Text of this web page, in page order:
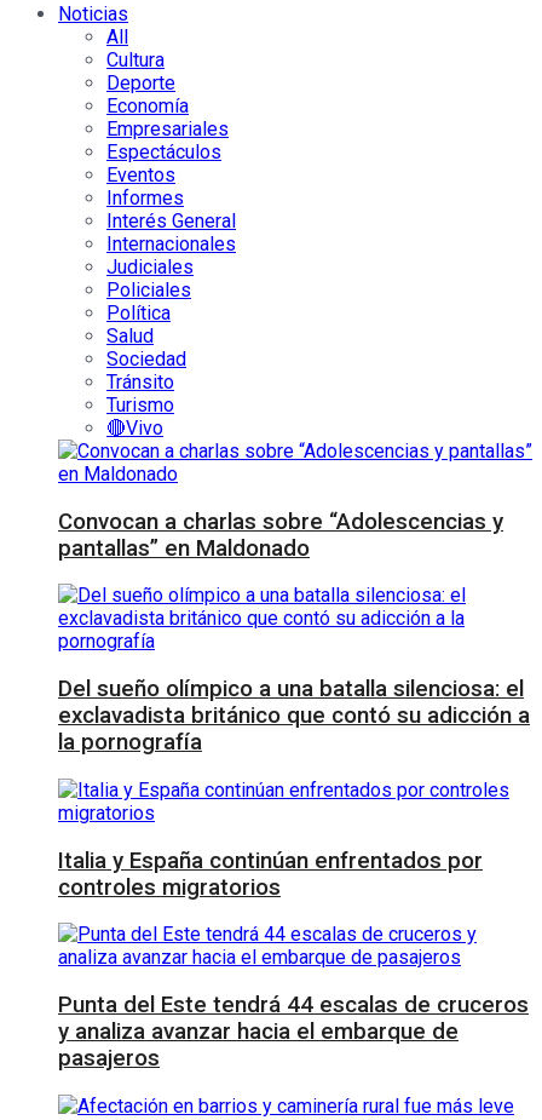
Noticias
All
Cultura
Deporte
Economía
Empresariales
Espectáculos
Eventos
Informes
Interés General
Internacionales
Judiciales
Policiales
Política
Salud
Sociedad
Tránsito
Turismo
🔴Vivo
Convocan a charlas sobre “Adolescencias y
pantallas” en Maldonado
Del sueño olímpico a una batalla silenciosa: el
exclavadista británico que contó su adicción a
la pornografía
Italia y España continúan enfrentados por
controles migratorios
Punta del Este tendrá 44 escalas de cruceros
y analiza avanzar hacia el embarque de
pasajeros